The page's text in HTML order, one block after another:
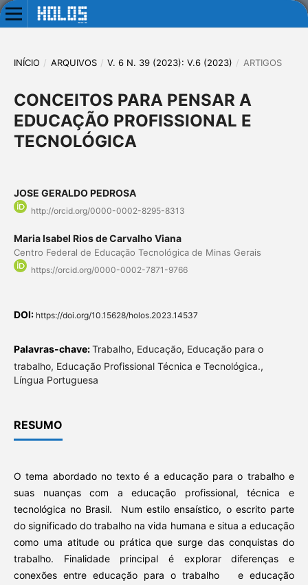
INÍCIO / ARQUIVOS / V. 6 N. 39 (2023): V.6 (2023) / ARTIGOS
CONCEITOS PARA PENSAR A
EDUCAÇÃO PROFISSIONAL E
TECNOLÓGICA
JOSE GERALDO PEDROSA
http://orcid.org/0000-0002-8295-8313
Maria Isabel Rios de Carvalho Viana
Centro Federal de Educação Tecnológica de Minas Gerais
https://orcid.org/0000-0002-7871-9766
DOI: https://doi.org/10.15628/holos.2023.14537
Palavras-chave:Trabalho, Educação, Educação para o
trabalho, Educação Profissional Técnica e Tecnológica.,
Língua Portuguesa
RESUMO
O tema abordado no texto é a educação para o trabalho e
suas nuanças com a educação profissional, técnica e
tecnológica no Brasil. Num estilo ensaístico, o escrito parte
do significado do trabalho na vida humana e situa a educação
como uma atitude ou prática que surge das conquistas do
trabalho. Finalidade principal é explorar diferenças e
conexões entre educação para o trabalho e educação